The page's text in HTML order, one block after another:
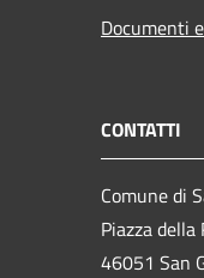
Documenti
CONTATTI
Comune di
Piazza della
46051 San